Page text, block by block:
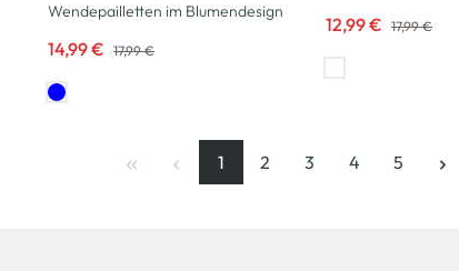
Wendepailletten im Blumendesign
14,99 € 17,99 €
12,99 € 17,99 €
Seite
1
, aktuelle Seite
Seite
2
Seite
3
Seite
4
Seite
5